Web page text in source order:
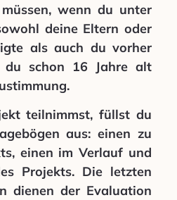
wenn du unter
deine Eltern oder
als auch du vorher
du schon 16 Jahre alt
teilnimmst, füllst du
aus: einen zu
einen im Verlauf und
Projekts. Die letzten
dienen der Evaluation